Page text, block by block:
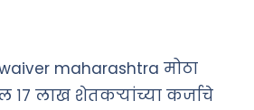
maharashtra मोठा
१७ लाख शेतकऱ्यांच्या कर्जाचे